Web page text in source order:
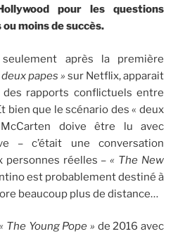
pour les questions
moins de succès.
seulement après la première
papes » sur Netflix, apparait
rapports conflictuels entre
bien que le scénario des « deux
McCarten doive être lu avec
– c’était une conversation
personnes réelles –« The New
est probablement destiné à
beaucoup plus de distance…
The Young Pope » de 2016 avec